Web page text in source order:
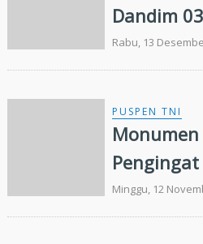
Dandim
Rabu, 13
PUSPEN TNI
Dalam
NKRI
Minggu, 12